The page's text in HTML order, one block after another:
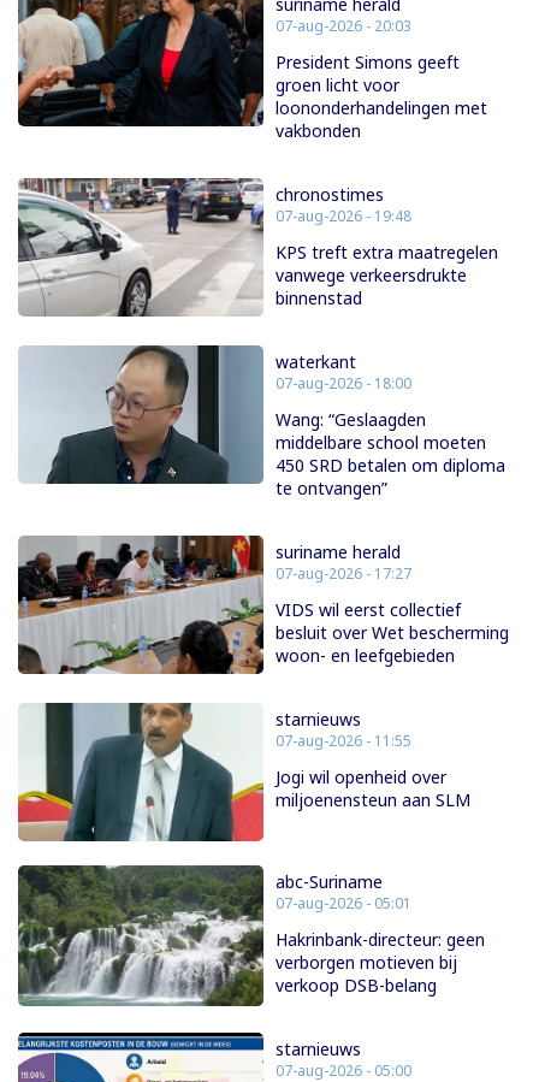
suriname herald
07-aug-2026 - 20:03
President Simons geeft
groen licht voor
loononderhandelingen met
vakbonden
chronostimes
07-aug-2026 - 19:48
KPS treft extra maatregelen
vanwege verkeersdrukte
binnenstad
waterkant
07-aug-2026 - 18:00
Wang: “Geslaagden
middelbare school moeten
450 SRD betalen om diploma
te ontvangen”
suriname herald
07-aug-2026 - 17:27
VIDS wil eerst collectief
besluit over Wet bescherming
woon- en leefgebieden
starnieuws
07-aug-2026 - 11:55
Jogi wil openheid over
miljoenensteun aan SLM
abc-Suriname
07-aug-2026 - 05:01
Hakrinbank-directeur: geen
verborgen motieven bij
verkoop DSB-belang
starnieuws
07-aug-2026 - 05:00